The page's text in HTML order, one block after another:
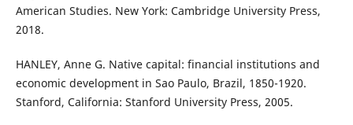
American Studies. New York: Cambridge University Press,
2018.
HANLEY, Anne G. Native capital: financial institutions and
economic development in Sao Paulo, Brazil, 1850-1920.
Stanford, California: Stanford University Press, 2005.